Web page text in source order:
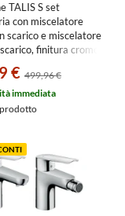
TALIS S set
con miscelatore
scarico e miscelatore
finitura cromo
€ 499,96 €
immediata